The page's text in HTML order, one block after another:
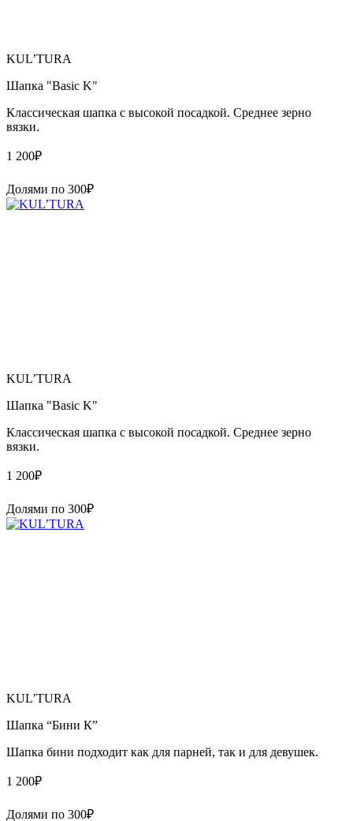
KUL’TURA
Шапка "Basic K"
Классическая шапка с высокой посадкой. Среднее зерно
вязки.
1 200₽
Долями по 300₽
KUL’TURA
Шапка "Basic K"
Классическая шапка с высокой посадкой. Среднее зерно
вязки.
1 200₽
Долями по 300₽
KUL’TURA
Шапка “Бини К”
Шапка бини подходит как для парней, так и для девушек.
1 200₽
Долями по 300₽